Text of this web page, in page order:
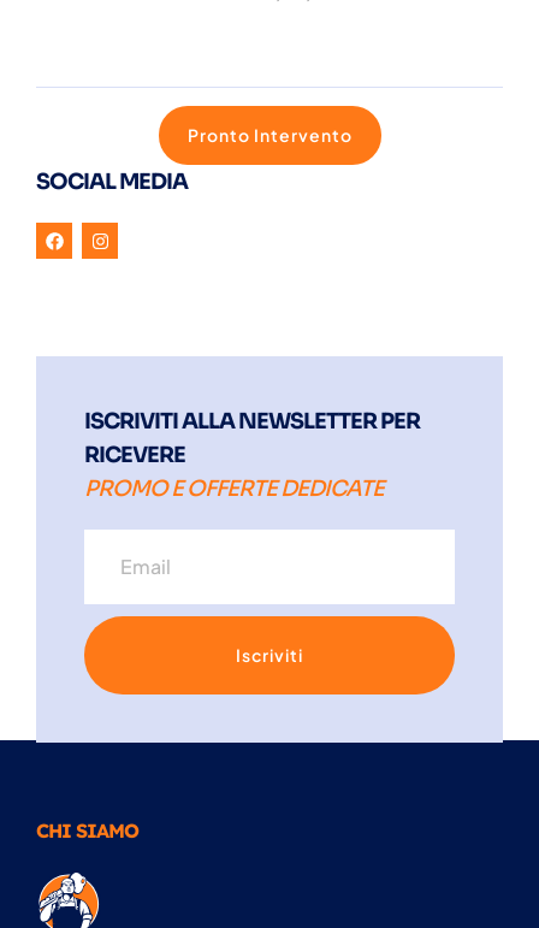
Pronto Intervento
SOCIAL MEDIA
ISCRIVITI ALLA NEWSLETTER PER
RICEVERE
PROMO E OFFERTE DEDICATE
Iscriviti
CHI SIAMO